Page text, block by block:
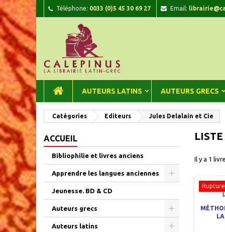
Téléphone: 0033 (0)5 45 30 69 27 Email:
AUTEURS LATINS AUTEURS GRECS
Catégories Editeurs Jules Delalain et Cie
ACCUEIL
Bibliophilie et livres anciens
Apprendre les langues anciennes
Jeunesse. BD & CD
Auteurs grecs
Auteurs latins
Il y a 1